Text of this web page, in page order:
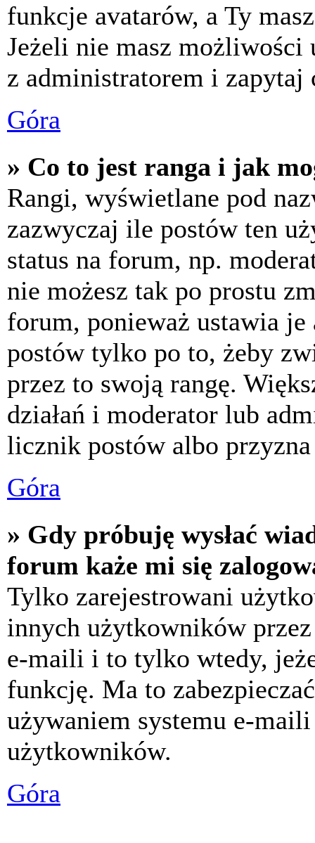
funkcje avatarów, a Ty
Jeżeli nie masz możliwości
z administratorem i zapytaj
Góra
» Co to jest ranga i jak
Rangi, wyświetlane pod
zazwyczaj ile postów ten
status na forum, np.
nie możesz tak po prostu
forum, ponieważ ustawia
postów tylko po to, żeby
przez to swoją rangę.
działań i moderator lub
licznik postów albo
Góra
» Gdy próbuję wysłać
forum każe mi się
Tylko zarejestrowani
innych użytkowników
e-maili i to tylko wtedy,
funkcję. Ma to
używaniem systemu e-
użytkowników.
Góra